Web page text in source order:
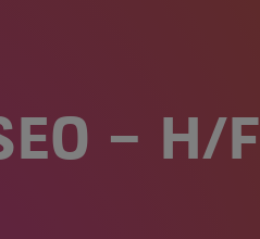
– H/F